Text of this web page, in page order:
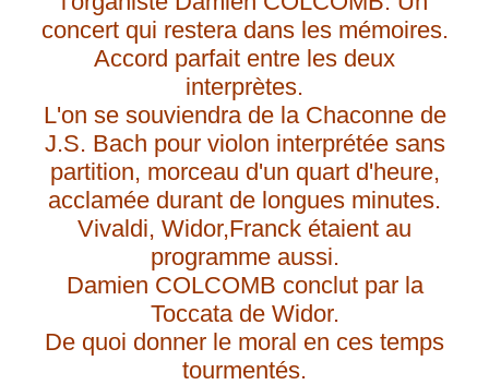
concert qui restera dans les mémoires.
Accord parfait entre les deux
interprètes.
L'on se souviendra de la Chaconne de
J.S. Bach pour violon interprétée sans
partition, morceau d'un quart d'heure,
acclamée durant de longues minutes.
Vivaldi, Widor,Franck étaient au
programme aussi.
Damien COLCOMB conclut par la
Toccata de Widor.
De quoi donner le moral en ces temps
tourmentés.